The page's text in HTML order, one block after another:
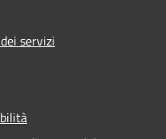
servizi